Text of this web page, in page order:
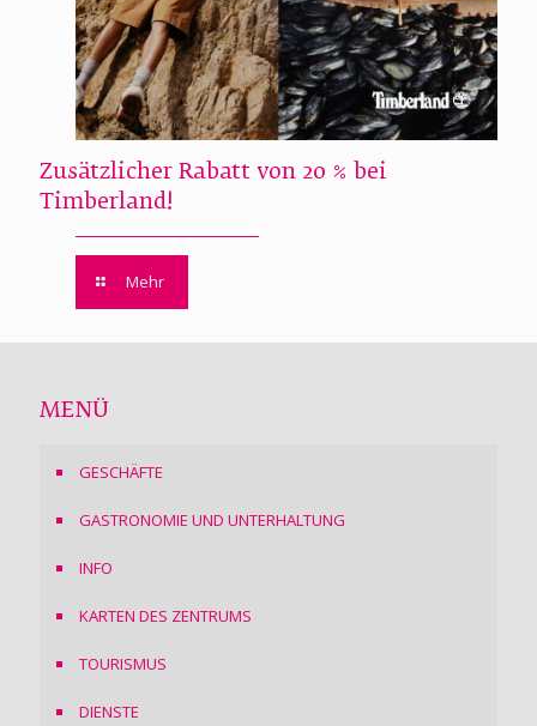
Zusätzlicher Rabatt von 20 % bei
Timberland!
Mehr
MENÜ
GESCHÄFTE
GASTRONOMIE UND UNTERHALTUNG
INFO
KARTEN DES ZENTRUMS
TOURISMUS
DIENSTE